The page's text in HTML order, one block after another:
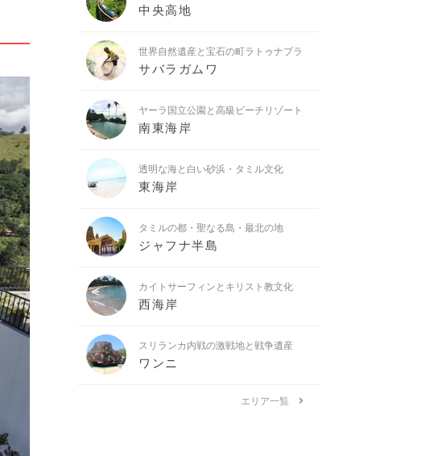
中央高地
世界自然遺産と宝石の町ラトゥナプラ
サバラガムワ
ヤーラ国立公園と高級ビーチリゾート
南東海岸
透明な海と白い砂浜・タミル文化
東海岸
タミルの都・聖なる島・最北の地
ジャフナ半島
カイトサーフィンとキリスト教文化
西海岸
スリランカ内戦の激戦地と戦争遺産
ワンニ
エリア一覧